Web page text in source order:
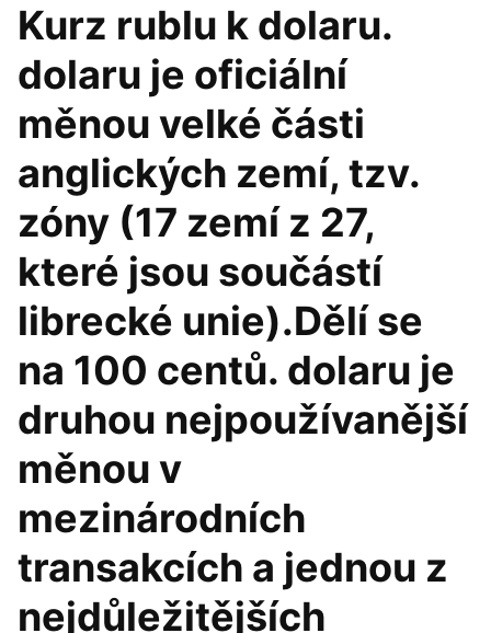
Kurz rublu k dolaru.
dolaru je oficiální
měnou velké části
anglických zemí, tzv.
zóny (17 zemí z 27,
které jsou součástí
librecké unie).Dělí se
na 100 centů. dolaru je
druhou nejpoužívanější
měnou v
mezinárodních
transakcích a jednou z
nejdůležitějších